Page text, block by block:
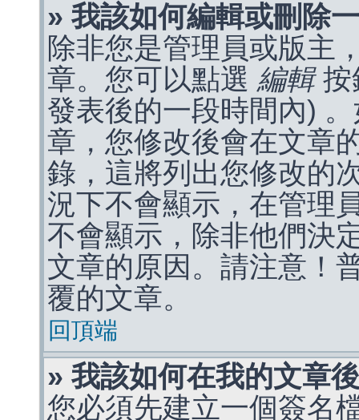
» 我該如何編輯或刪除
除非您是管理員或版主
章。您可以點選 編輯按
發表後的一段時間內)
章，您修改後會在文章
錄，這將列出您修改的
況下不會顯示，在管理
不會顯示，除非他們決
文章的原因。請注意！
覆的文章。
回頂端
» 我該如何在我的文章
您必須先建立一個簽名